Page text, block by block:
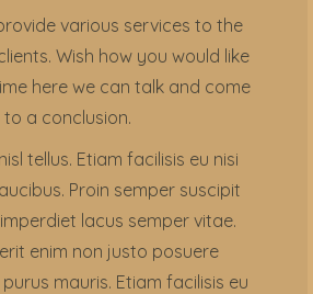
various services to the
Wish how you would like
here we can talk and come
to a conclusion.
tellus. Etiam facilisis eu nisi
Proin semper suscipit
lacus semper vitae.
enim non justo posuere
mauris. Etiam facilisis eu